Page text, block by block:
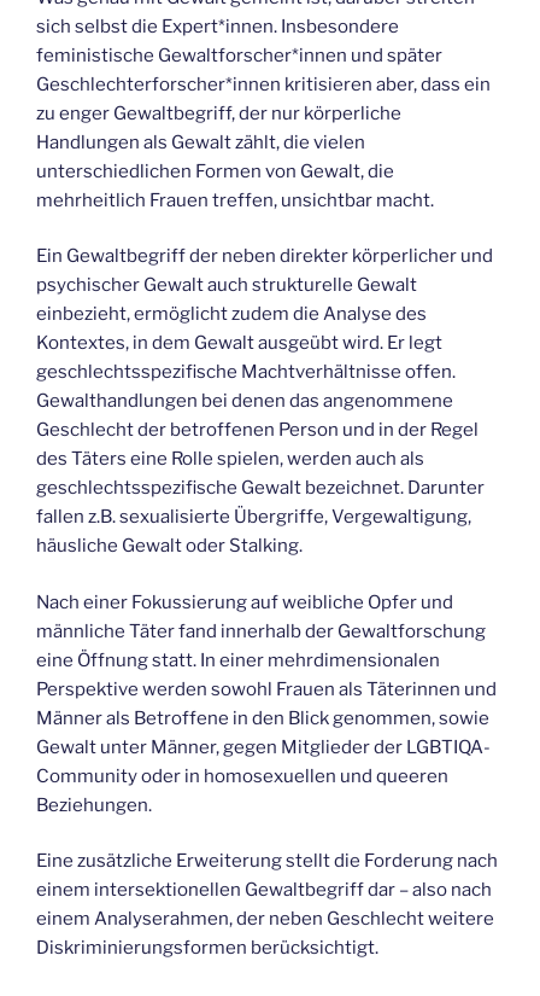
sich selbst die Expert*innen. Insbesondere
feministische Gewaltforscher*innen und später
Geschlechterforscher*innen kritisieren aber, dass ein
zu enger Gewaltbegriff, der nur körperliche
Handlungen als Gewalt zählt, die vielen
unterschiedlichen Formen von Gewalt, die
mehrheitlich Frauen treffen, unsichtbar macht.
Ein Gewaltbegriff der neben direkter körperlicher und
psychischer Gewalt auch strukturelle Gewalt
einbezieht, ermöglicht zudem die Analyse des
Kontextes, in dem Gewalt ausgeübt wird. Er legt
geschlechtsspezifische Machtverhältnisse offen.
Gewalthandlungen bei denen das angenommene
Geschlecht der betroffenen Person und in der Regel
des Täters eine Rolle spielen, werden auch als
geschlechtsspezifische Gewalt bezeichnet. Darunter
fallen z.B. sexualisierte Übergriffe, Vergewaltigung,
häusliche Gewalt oder Stalking.
Nach einer Fokussierung auf weibliche Opfer und
männliche Täter fand innerhalb der Gewaltforschung
eine Öffnung statt. In einer mehrdimensionalen
Perspektive werden sowohl Frauen als Täterinnen und
Männer als Betroffene in den Blick genommen, sowie
Gewalt unter Männer, gegen Mitglieder der LGBTIQA-
Community oder in homosexuellen und queeren
Beziehungen.
Eine zusätzliche Erweiterung stellt die Forderung nach
einem intersektionellen Gewaltbegriff dar – also nach
einem Analyserahmen, der neben Geschlecht weitere
Diskriminierungsformen berücksichtigt.